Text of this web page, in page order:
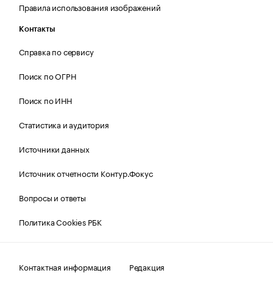
Правила использования изображений
Контакты
Справка по сервису
Поиск по ОГРН
Поиск по ИНН
Статистика и аудитория
Источники данных
Источник отчетности Контур.Фокус
Вопросы и ответы
Политика Cookies РБК
Контактная информация
Редакция